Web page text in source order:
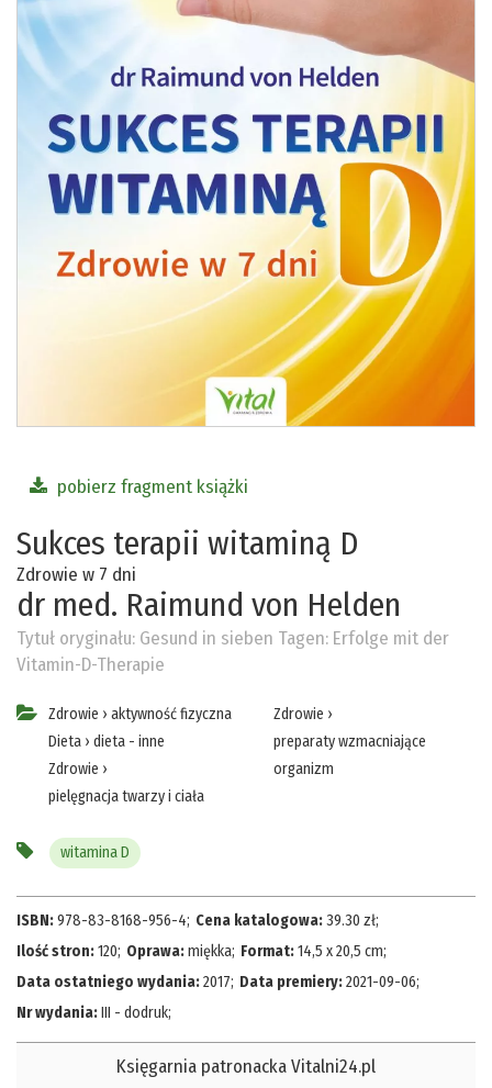
pobierz fragment książki
Sukces terapii witaminą D
Zdrowie w 7 dni
dr med. Raimund von Helden
Tytuł oryginału: Gesund in sieben Tagen: Erfolge mit der
Vitamin-D-Therapie
Zdrowie › aktywność fizyczna
Dieta › dieta - inne
Zdrowie ›
pielęgnacja twarzy i ciała
Zdrowie ›
preparaty wzmacniające
organizm
witamina D
ISBN:978-83-8168-956-4; Cena katalogowa:39.30 zł;
Ilość stron:120; Oprawa:miękka; Format:14,5 x 20,5 cm;
Data ostatniego wydania:2017; Data premiery:2021-09-06;
Nr wydania:III - dodruk;
Księgarnia patronacka Vitalni24.pl